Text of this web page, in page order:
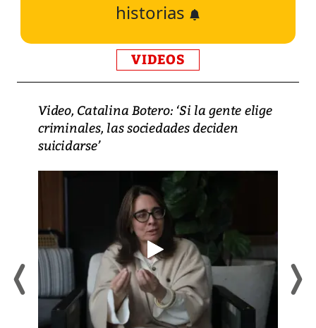
historias
VIDEOS
Video, Catalina Botero: ‘Si la gente elige
criminales, las sociedades deciden
suicidarse’